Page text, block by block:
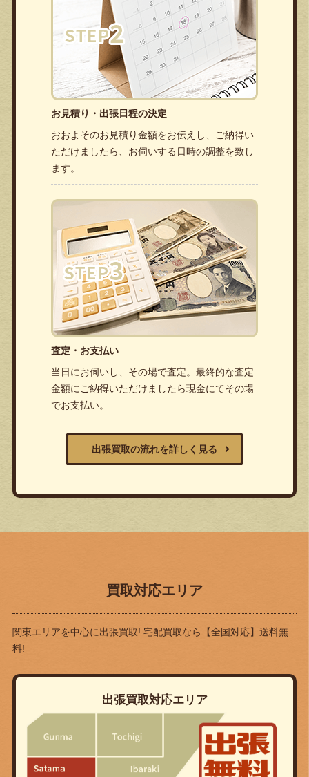
お見積り・出張日程の決定
おおよそのお見積り金額をお伝えし、ご納得い
ただけましたら、お伺いする日時の調整を致し
ます。
査定・お支払い
当日にお伺いし、その場で査定。最終的な査定
金額にご納得いただけましたら現金にてその場
でお支払い。
出張買取の流れを詳しく見る
買取対応エリア
関東エリアを中心に出張買取! 宅配買取なら
【全国対応】送料無
料!
出張買取対応エリア